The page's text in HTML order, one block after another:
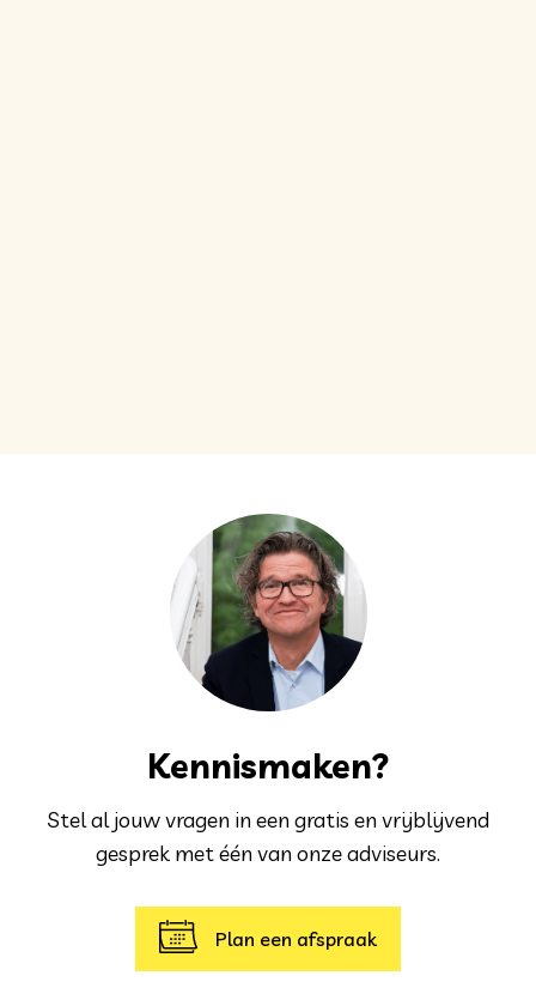
Kennismaken?
Stel al jouw vragen in een gratis en vrijblijvend
gesprek met één van onze adviseurs.
Plan een afspraak